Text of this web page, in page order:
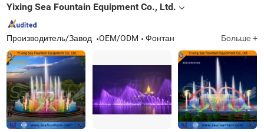
Yixing Sea Fountain Equipment Co., Ltd.
Производитель/Завод OEM/ODM Фонтан Больше +